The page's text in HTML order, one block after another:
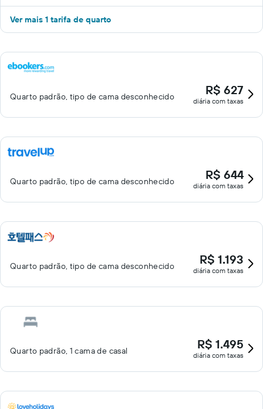
Ver mais 1 tarifa de quarto
Quarto padrão, tipo de cama desconhecido R$ 627
diária com taxas
Quarto padrão, tipo de cama desconhecido R$ 644
diária com taxas
Quarto padrão, tipo de cama desconhecido R$ 1.193
diária com taxas
Quarto padrão, 1 cama de casal R$ 1.495
diária com taxas